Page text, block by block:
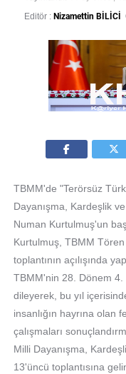
Editör : Nizamettin BİLİCİ
TBMM'de "Terörsüz
Dayanışma, Kardeşlik
Numan Kurtulmuş'un
Kurtulmuş, TBMM
toplantının açılışında
TBMM'nin 28. Dönem 4.
dileyerek, bu yıl
insanlığın hayrına olan
çalışmaları
Milli Dayanışma,
13'üncü toplantısına